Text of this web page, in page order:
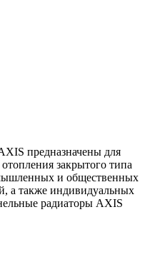
предназначены для
закрытого типа
и общественных
а также индивидуальных
радиаторы AXIS